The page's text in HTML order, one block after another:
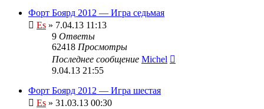
Форт Боярд 2012 — Игра седьмая
Es » 7.04.13 11:13
9 Ответы
62418 Просмотры
Последнее сообщение Michel
9.04.13 21:55
Форт Боярд 2012 — Игра шестая
Es » 31.03.13 00:30